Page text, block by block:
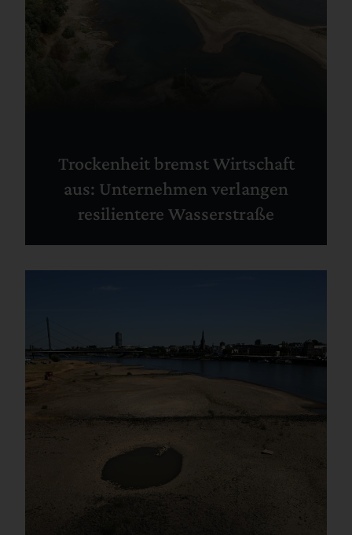
Trockenheit bremst Wirtschaft
aus: Unternehmen verlangen
resilientere Wasserstraße